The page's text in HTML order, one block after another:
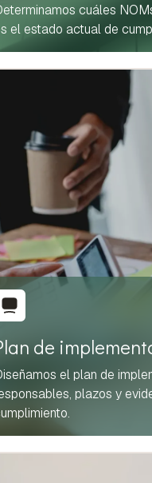
cuáles
el estado actual de
de
el plan de
plazos y